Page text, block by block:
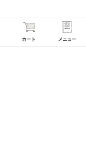
カート メニュー